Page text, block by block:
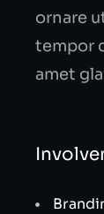
ornare
tempor
amet